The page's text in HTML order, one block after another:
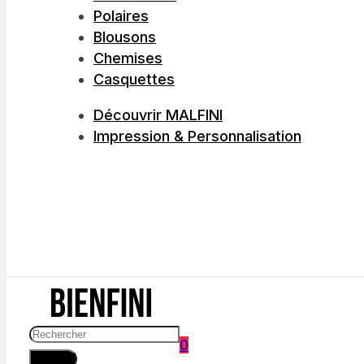
Polaires
Blousons
Chemises
Casquettes
Découvrir MALFINI
Impression & Personnalisation
0